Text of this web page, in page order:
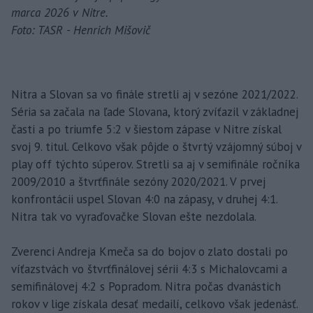
marca 2026 v Nitre.
Foto: TASR - Henrich Mišovič
Nitra a Slovan sa vo finále stretli aj v sezóne 2021/2022.
Séria sa začala na ľade Slovana, ktorý zvíťazil v základnej
časti a po triumfe 5:2 v šiestom zápase v Nitre získal
svoj 9. titul. Celkovo však pôjde o štvrtý vzájomný súboj v
play off týchto súperov. Stretli sa aj v semifinále ročníka
2009/2010 a štvrťfinále sezóny 2020/2021. V prvej
konfrontácii uspel Slovan 4:0 na zápasy, v druhej 4:1.
Nitra tak vo vyraďovačke Slovan ešte nezdolala.
Zverenci Andreja Kmeča sa do bojov o zlato dostali po
víťazstvách vo štvrťfinálovej sérii 4:3 s Michalovcami a
semifinálovej 4:2 s Popradom. Nitra počas dvanástich
rokov v lige získala desať medailí, celkovo však jedenásť.